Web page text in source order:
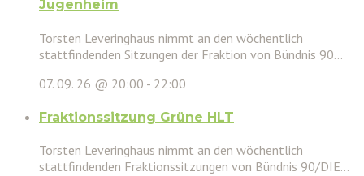
Jugenheim
Torsten Leveringhaus nimmt an den wöchentlich
stattfindenden Sitzungen der Fraktion von Bündnis 90...
07. 09. 26 @ 20:00 - 22:00
Fraktionssitzung Grüne HLT
Torsten Leveringhaus nimmt an den wöchentlich
stattfindenden Fraktionssitzungen von Bündnis 90/DIE...